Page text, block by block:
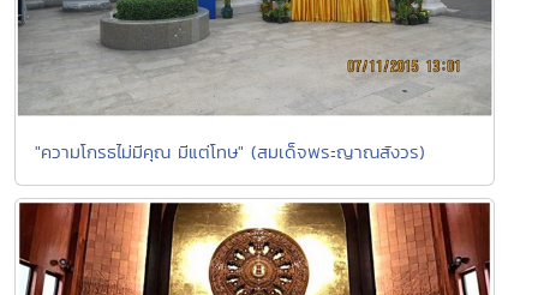
"ความโกรธไม่มีคุณ มีแต่โทษ" (สมเด็จพระญาณสังวร)